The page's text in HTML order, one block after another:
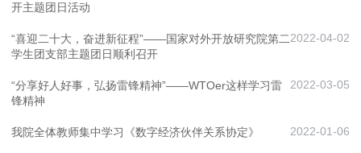
开主题团日活动
2022-04-02
“喜迎二十大，奋进新征程”——国家对外开放研究院第二
学生团支部主题团日顺利召开
2022-03-05
“分享好人好事，弘扬雷锋精神”——WTOer这样学习雷
锋精神
2022-01-06
我院全体教师集中学习《数字经济伙伴关系协定》